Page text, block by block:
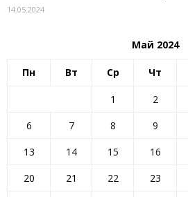
14.05.2024
Май 2024
Пн Вт Ср Чт
1 2
6
7 8 9
13
14 15 16
20
21 22 23